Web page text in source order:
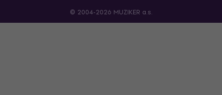
© 2004-2026 MUZIKER a.s.